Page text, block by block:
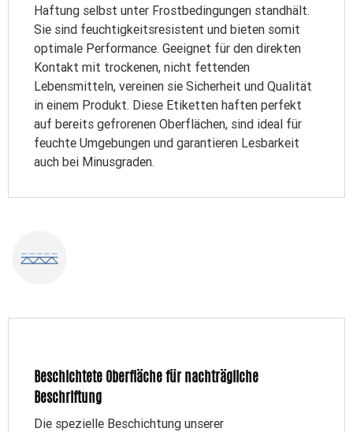
Haftung selbst unter Frostbedingungen standhält.
Sie sind feuchtigkeitsresistent und bieten somit
optimale Performance. Geeignet für den direkten
Kontakt mit trockenen, nicht fettenden
Lebensmitteln, vereinen sie Sicherheit und Qualität
in einem Produkt. Diese Etiketten haften perfekt
auf bereits gefrorenen Oberflächen, sind ideal für
feuchte Umgebungen und garantieren Lesbarkeit
auch bei Minusgraden.
Beschichtete Oberfläche für nachträgliche
Beschriftung
Die spezielle Beschichtung unserer